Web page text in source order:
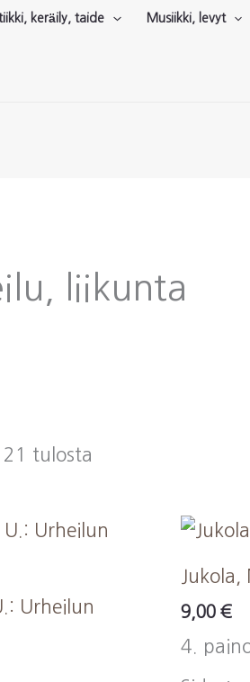
keräily, taide Musiikki, levyt
liikunta
21 tulosta
Urheilun
9,00 €
4.